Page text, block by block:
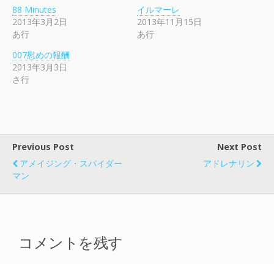
88 Minutes
2013年3月2日
あ行
イルマーレ
2013年11月15日
あ行
007慰めの報酬
2013年3月3日
さ行
Previous Post
アメイジング・スパイダー
マン
Next Post
アドレナリン
コメントを残す